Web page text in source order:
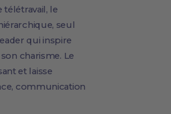
télétravail, le
seul
qui inspire
charisme. Le
et laisse
communication